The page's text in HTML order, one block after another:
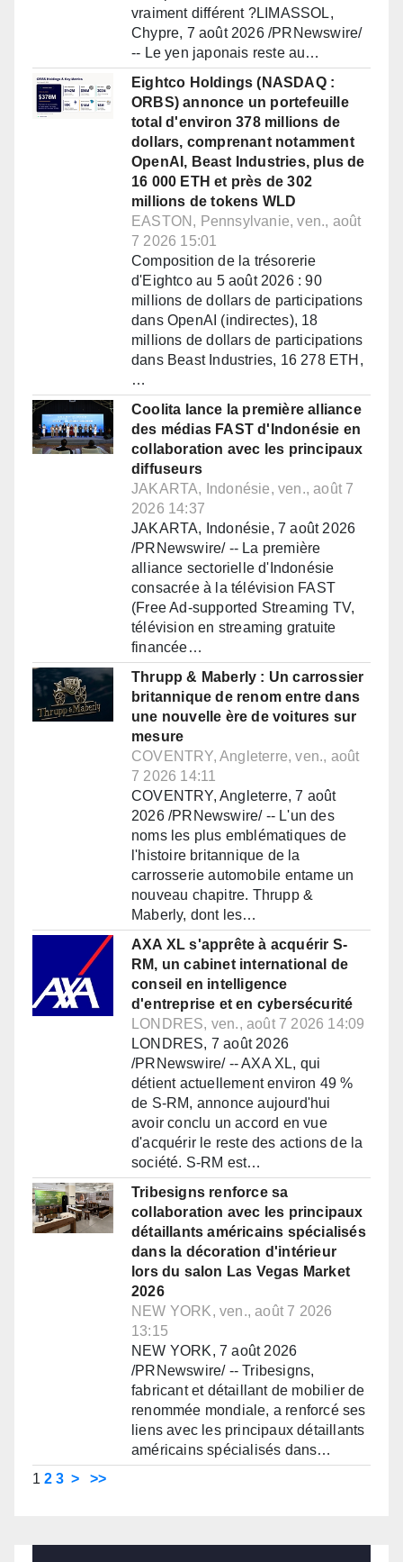
vraiment différent ?LIMASSOL,
Chypre, 7 août 2026 /PRNewswire/
-- Le yen japonais reste au…
Eightco Holdings (NASDAQ :
ORBS) annonce un portefeuille
total d'environ 378 millions de
dollars, comprenant notamment
OpenAI, Beast Industries, plus de
16 000 ETH et près de 302
millions de tokens WLD
EASTON, Pennsylvanie, ven., août
7 2026 15:01
Composition de la trésorerie
d'Eightco au 5 août 2026 : 90
millions de dollars de participations
dans OpenAI (indirectes), 18
millions de dollars de participations
dans Beast Industries, 16 278 ETH,
…
Coolita lance la première alliance
des médias FAST d'Indonésie en
collaboration avec les principaux
diffuseurs
JAKARTA, Indonésie, ven., août 7
2026 14:37
JAKARTA, Indonésie, 7 août 2026
/PRNewswire/ -- La première
alliance sectorielle d'Indonésie
consacrée à la télévision FAST
(Free Ad-supported Streaming TV,
télévision en streaming gratuite
financée…
Thrupp & Maberly : Un carrossier
britannique de renom entre dans
une nouvelle ère de voitures sur
mesure
COVENTRY, Angleterre, ven., août
7 2026 14:11
COVENTRY, Angleterre, 7 août
2026 /PRNewswire/ -- L'un des
noms les plus emblématiques de
l'histoire britannique de la
carrosserie automobile entame un
nouveau chapitre. Thrupp &
Maberly, dont les…
AXA XL s'apprête à acquérir S-
RM, un cabinet international de
conseil en intelligence
d'entreprise et en cybersécurité
LONDRES, ven., août 7 2026 14:09
LONDRES, 7 août 2026
/PRNewswire/ -- AXA XL, qui
détient actuellement environ 49 %
de S-RM, annonce aujourd'hui
avoir conclu un accord en vue
d'acquérir le reste des actions de la
société. S-RM est…
Tribesigns renforce sa
collaboration avec les principaux
détaillants américains spécialisés
dans la décoration d'intérieur
lors du salon Las Vegas Market
2026
NEW YORK, ven., août 7 2026
13:15
NEW YORK, 7 août 2026
/PRNewswire/ -- Tribesigns,
fabricant et détaillant de mobilier de
renommée mondiale, a renforcé ses
liens avec les principaux détaillants
américains spécialisés dans…
1 2 3 > >>